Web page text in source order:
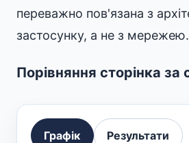
переважно пов'язана з
застосунку, а не з мережею.
Порівняння сторінка за
Графік Результати